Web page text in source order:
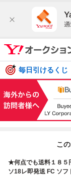
毎日引けるく
こ
★何点でも送料１８５
ソ18レ即発送 FC ソフ